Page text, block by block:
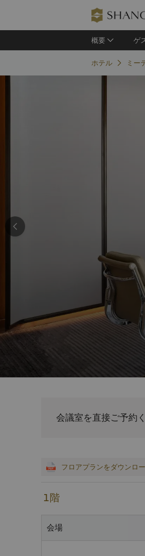
概要 ゲ
ホテル ミー
会議室を直接ご予約
フロアプランをダウンロ
1階
会場